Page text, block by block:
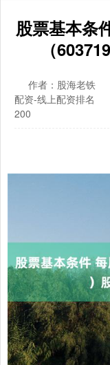
股票基本条
（
作者：股海老铁
配资-线上配资排名
200